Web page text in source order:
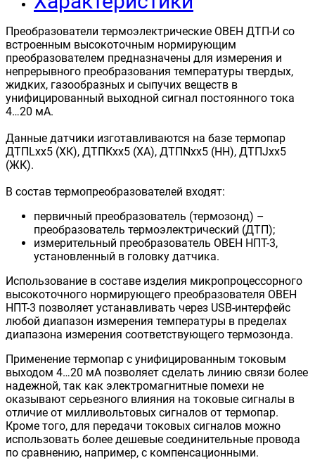
Преобразователи термоэлектрические ОВЕН ДТП-И со
встроенным высокоточным нормирующим
преобразователем предназначены для измерения и
непрерывного преобразования температуры твердых,
жидких, газообразных и сыпучих веществ в
унифицированный выходной сигнал постоянного тока
4…20 мА.
Данные датчики изготавливаются на базе термопар
ДТПLхх5 (ХК), ДТПКхх5 (ХА), ДТПNхх5 (НН), ДТПJхх5
(ЖК).
В состав термопреобразователей входят:
первичный преобразователь (термозонд) –
преобразователь термоэлектрический (ДТП);
измерительный преобразователь ОВЕН НПТ-3,
установленный в головку датчика.
Использование в составе изделия микропроцессорного
высокоточного нормирующего преобразователя ОВЕН
НПТ-3 позволяет устанавливать через USB-интерфейс
любой диапазон измерения температуры в пределах
диапазона измерения соответствующего термозонда.
Применение термопар с унифицированным токовым
выходом 4…20 мА позволяет сделать линию связи более
надежной, так как электромагнитные помехи не
оказывают серьезного влияния на токовые сигналы в
отличие от милливольтовых сигналов от термопар.
Кроме того, для передачи токовых сигналов можно
использовать более дешевые соединительные провода
по сравнению, например, с компенсационными.